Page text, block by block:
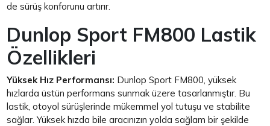
de sürüş konforunu artırır.
Dunlop Sport FM800 Lastik
Özellikleri
Yüksek Hız Performansı: Dunlop Sport FM800, yüksek
hızlarda üstün performans sunmak üzere tasarlanmıştır. Bu
lastik, otoyol sürüşlerinde mükemmel yol tutuşu ve stabilite
sağlar. Yüksek hızda bile aracınızın yolda sağlam bir şekilde